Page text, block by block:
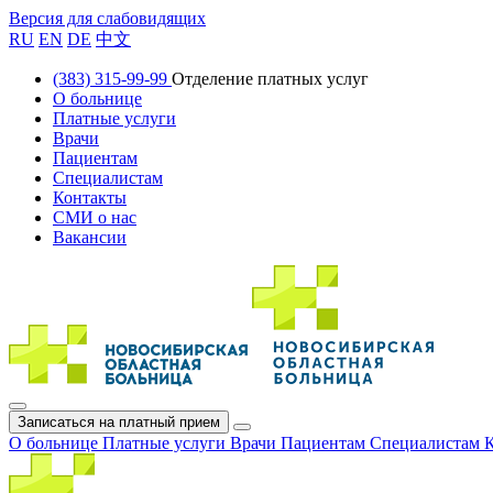
Версия для слабовидящих
RU EN DE 中文
(383) 315-99-99 Отделение платных услуг
О больнице
Платные услуги
Врачи
Пациентам
Специалистам
Контакты
СМИ о нас
Вакансии
Записаться на платный прием
О больнице Платные услуги Врачи Пациентам Специалистам